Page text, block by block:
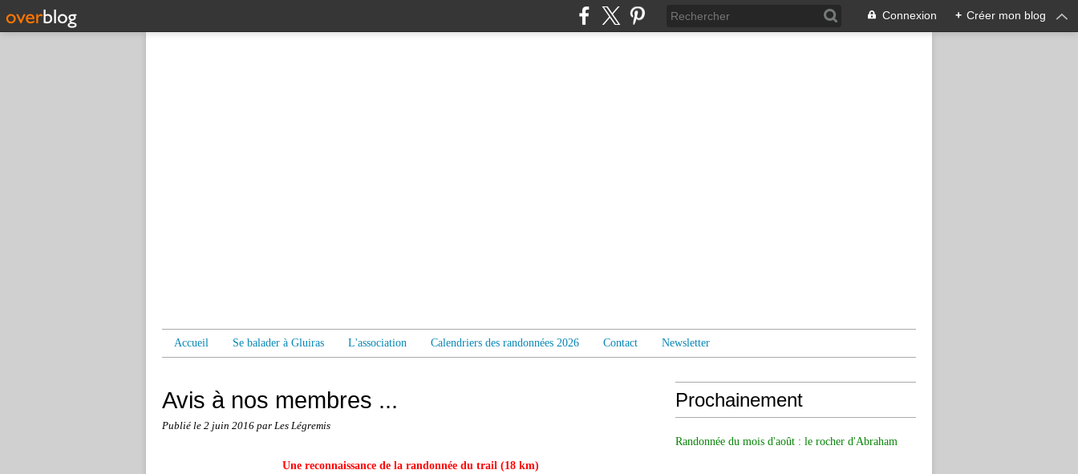
Connexion + Créer mon blog
Accueil Se balader à Gluiras L'association Calendriers des randonnées 2026 Contact Newsletter
Avis à nos membres ...
Publié le 2 juin 2016 par Les Légremis
Une reconnaissance de la randonnée du trail (18 km)
Prochainement
Randonnée du mois d'août : le rocher d'Abraham